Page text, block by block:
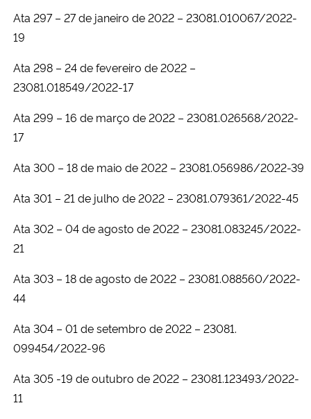
Ata 297 – 27 de janeiro de 2022 – 23081.010067/2022-
19
Ata 298 – 24 de fevereiro de 2022 –
23081.018549/2022-17
Ata 299 – 16 de março de 2022 – 23081.026568/2022-
17
Ata 300 – 18 de maio de 2022 – 23081.056986/2022-39
Ata 301 – 21 de julho de 2022 – 23081.079361/2022-45
Ata 302 – 04 de agosto de 2022 – 23081.083245/2022-
21
Ata 303 – 18 de agosto de 2022 – 23081.088560/2022-
44
Ata 304 – 01 de setembro de 2022 – 23081.
099454/2022-96
Ata 305 -19 de outubro de 2022 – 23081.123493/2022-
11